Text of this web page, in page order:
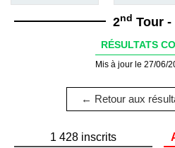
2nd Tour -
RÉSULTATS
Mis à jour le 27/06/
← Retour aux
1 428 inscrits